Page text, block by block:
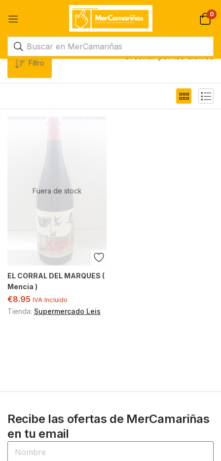
0
Filtro
Ordenar por los últimos
Fuera de stock
EL CORRAL DEL MARQUES (
Mencia )
€8.95 IVA Incluído
Tienda: Supermercado Leis
Recibe las ofertas de MerCamariñas
en tu email